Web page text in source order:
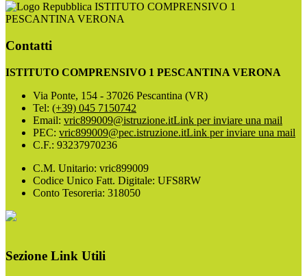
ISTITUTO COMPRENSIVO 1
PESCANTINA VERONA
Contatti
ISTITUTO COMPRENSIVO 1 PESCANTINA VERONA
Via Ponte, 154 - 37026 Pescantina (VR)
Tel: (+39) 045 7150742
Email: vric899009@istruzione.itLink per inviare una mail
PEC: vric899009@pec.istruzione.itLink per inviare una mail
C.F.: 93237970236
C.M. Unitario: vric899009
Codice Unico Fatt. Digitale: UFS8RW
Conto Tesoreria: 318050
Sezione Link Utili